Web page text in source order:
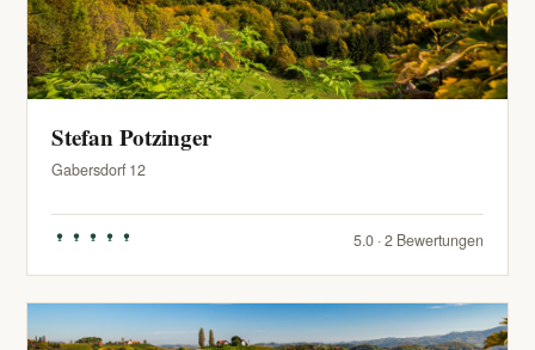
Stefan Potzinger
Gabersdorf 12
5.0 · 2 Bewertungen